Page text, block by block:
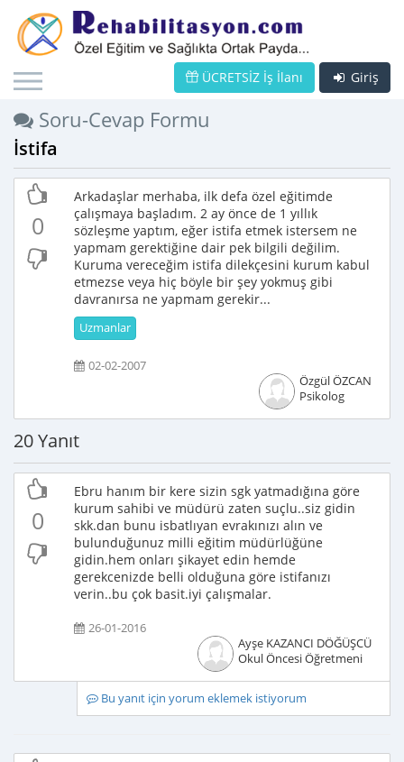
Giriş
ÜCRETSİZ İş İlanı
Soru-Cevap Formu
İstifa
0
Arkadaşlar merhaba, ilk defa özel eğitimde
çalışmaya başladım. 2 ay önce de 1 yıllık
sözleşme yaptım, eğer istifa etmek istersem ne
yapmam gerektiğine dair pek bilgili değilim.
Kuruma vereceğim istifa dilekçesini kurum kabul
etmezse veya hiç böyle bir şey yokmuş gibi
davranırsa ne yapmam gerekir...
Uzmanlar
02-02-2007
Özgül ÖZCAN
Psikolog
20 Yanıt
0
Ebru hanım bir kere sizin sgk yatmadığına göre
kurum sahibi ve müdürü zaten suçlu..siz gidin
skk.dan bunu isbatlıyan evrakınızı alın ve
bulunduğunuz milli eğitim müdürlüğüne
gidin.hem onları şikayet edin hemde
gerekcenizde belli olduğuna göre istifanızı
verin..bu çok basit.iyi çalışmalar.
26-01-2016
Ayşe KAZANCI DÖĞÜŞCÜ
Okul Öncesi Öğretmeni
Bu yanıt için yorum eklemek istiyorum